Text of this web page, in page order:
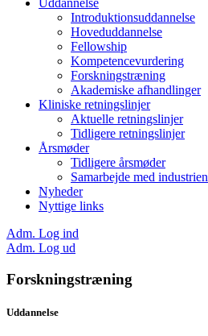
Uddannelse
Introduktionsuddannelse
Hoveduddannelse
Fellowship
Kompetencevurdering
Forskningstræning
Akademiske afhandlinger
Kliniske retningslinjer
Aktuelle retningslinjer
Tidligere retningslinjer
Årsmøder
Tidligere årsmøder
Samarbejde med industrien
Nyheder
Nyttige links
Adm. Log ind
Adm. Log ud
Forskningstræning
Uddannelse